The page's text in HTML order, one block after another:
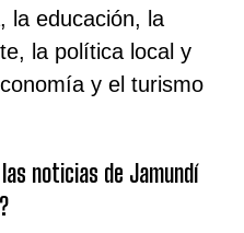
la educación, la
la política local y
y el turismo
noticias de Jamundí